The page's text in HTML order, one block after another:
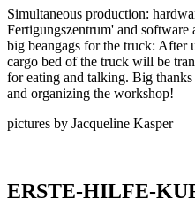
Simultaneous production:
Fertigungszentrum' and software
big beangags for the truck: After
cargo bed of the truck will be
for eating and talking. Big
and organizing the workshop!
pictures by Jacqueline Kasper
ERSTE-HILFE-